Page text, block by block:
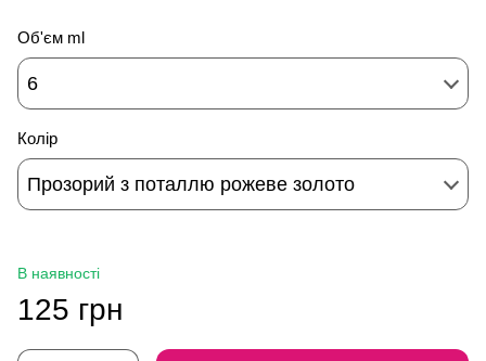
Об'єм ml
6
Колір
Прозорий з поталлю рожеве золото
В наявності
125 грн